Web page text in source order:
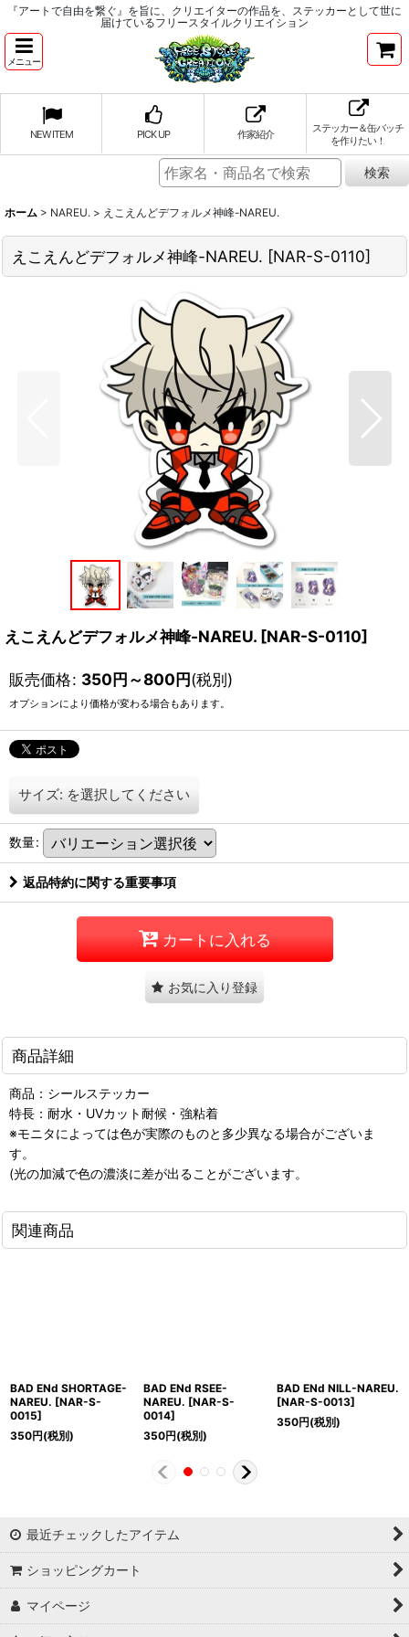
『アートで自由を繋ぐ』を旨に、クリエイターの作品を、ステッカーとして世に
届けているフリースタイルクリエイション
メニュー
NEW ITEM PICK UP 作家紹介
ステッカー＆缶バッチ
を作りたい！
ホーム > NAREU. > えこえんどデフォルメ神峰-NAREU.
えこえんどデフォルメ神峰-NAREU. [NAR-S-0110]
えこえんどデフォルメ神峰-NAREU. [NAR-S-0110]
販売価格: 350円～800円(税別)
オプションにより価格が変わる場合もあります。
サイズ: を選択してください
数量:
返品特約に関する重要事項
カートに入れる
お気に入り登録
商品詳細
商品：シールステッカー
特長：耐水・UVカット耐候・強粘着
※モニタによっては色が実際のものと多少異なる場合がございま
す。
(光の加減で色の濃淡に差が出ることがございます。
関連商品
BAD ENd SHORTAGE-
NAREU. [NAR-S-
0015]
350円(税別)
BAD ENd RSEE-
NAREU. [NAR-S-
0014]
350円(税別)
BAD ENd NILL-NAREU.
[NAR-S-0013]
350円(税別)
最近チェックしたアイテム
ショッピングカート
マイページ